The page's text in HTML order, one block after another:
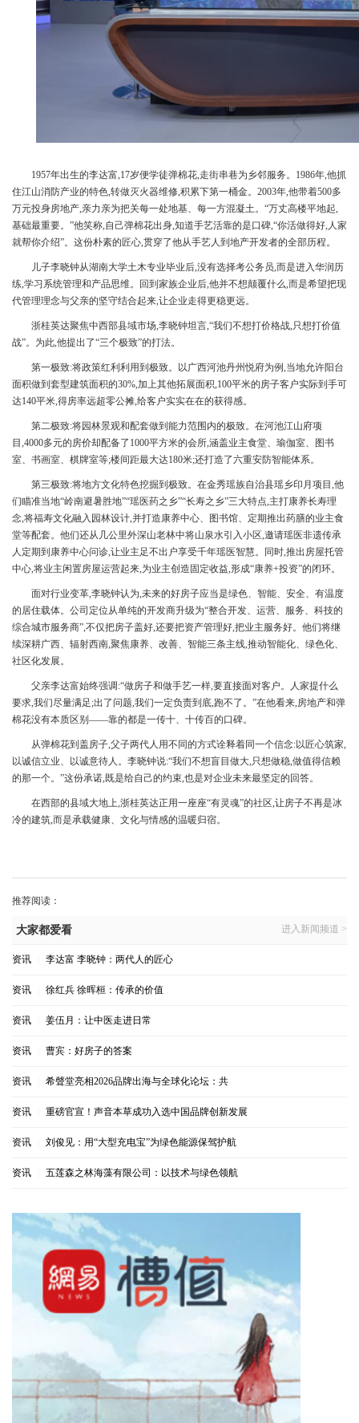
1957年出生的李达富,17岁便学徒弹棉花,走街串巷为乡邻服务。1986年,他抓
住江山消防产业的特色,转做灭火器维修,积累下第一桶金。2003年,他带着500多
万元投身房地产,亲力亲为把关每一处地基、每一方混凝土。“万丈高楼平地起,
基础最重要。”他笑称,自己弹棉花出身,知道手艺活靠的是口碑,“你活做得好,人家
就帮你介绍”。这份朴素的匠心,贯穿了他从手艺人到地产开发者的全部历程。
儿子李晓钟从湖南大学土木专业毕业后,没有选择考公务员,而是进入华润历
练,学习系统管理和产品思维。回到家族企业后,他并不想颠覆什么,而是希望把现
代管理理念与父亲的坚守结合起来,让企业走得更稳更远。
浙桂英达聚焦中西部县域市场,李晓钟坦言,“我们不想打价格战,只想打价值
战”。为此,他提出了“三个极致”的打法。
第一极致:将政策红利利用到极致。以广西河池丹州悦府为例,当地允许阳台
面积做到套型建筑面积的30%,加上其他拓展面积,100平米的房子客户实际到手可
达140平米,得房率远超零公摊,给客户实实在在的获得感。
第二极致:将园林景观和配套做到能力范围内的极致。在河池江山府项
目,4000多元的房价却配备了1000平方米的会所,涵盖业主食堂、瑜伽室、图书
室、书画室、棋牌室等;楼间距最大达180米;还打造了六重安防智能体系。
第三极致:将地方文化特色挖掘到极致。在金秀瑶族自治县瑶乡印月项目,他
们瞄准当地“岭南避暑胜地”“瑶医药之乡”“长寿之乡”三大特点,主打康养长寿理
念,将福寿文化融入园林设计,并打造康养中心、图书馆、定期推出药膳的业主食
堂等配套。他们还从几公里外深山老林中将山泉水引入小区,邀请瑶医非遗传承
人定期到康养中心问诊,让业主足不出户享受千年瑶医智慧。同时,推出房屋托管
中心,将业主闲置房屋运营起来,为业主创造固定收益,形成“康养+投资”的闭环。
面对行业变革,李晓钟认为,未来的好房子应当是绿色、智能、安全、有温度
的居住载体。公司定位从单纯的开发商升级为“整合开发、运营、服务、科技的
综合城市服务商”,不仅把房子盖好,还要把资产管理好,把业主服务好。他们将继
续深耕广西、辐射西南,聚焦康养、改善、智能三条主线,推动智能化、绿色化、
社区化发展。
父亲李达富始终强调:“做房子和做手艺一样,要直接面对客户。人家提什么
要求,我们尽量满足;出了问题,我们一定负责到底,跑不了。”在他看来,房地产和弹
棉花没有本质区别——靠的都是一传十、十传百的口碑。
从弹棉花到盖房子,父子两代人用不同的方式诠释着同一个信念:以匠心筑家,
以诚信立业、以诚意待人。李晓钟说:“我们不想盲目做大,只想做稳,做值得信赖
的那一个。”这份承诺,既是给自己的约束,也是对企业未来最坚定的回答。
在西部的县域大地上,浙桂英达正用一座座“有灵魂”的社区,让房子不再是冰
冷的建筑,而是承载健康、文化与情感的温暖归宿。
推荐阅读：
大家都爱看 进入新闻频道 >
资讯 李达富 李晓钟：两代人的匠心
资讯 徐红兵 徐晖桓：传承的价值
资讯 姜伍月：让中医走进日常
资讯 曹宾：好房子的答案
资讯 希聲堂亮相2026品牌出海与全球化论坛：共
资讯 重磅官宣！声音本草成功入选中国品牌创新发展
资讯 刘俊见：用“大型充电宝”为绿色能源保驾护航
资讯 五莲森之林海藻有限公司：以技术与绿色领航